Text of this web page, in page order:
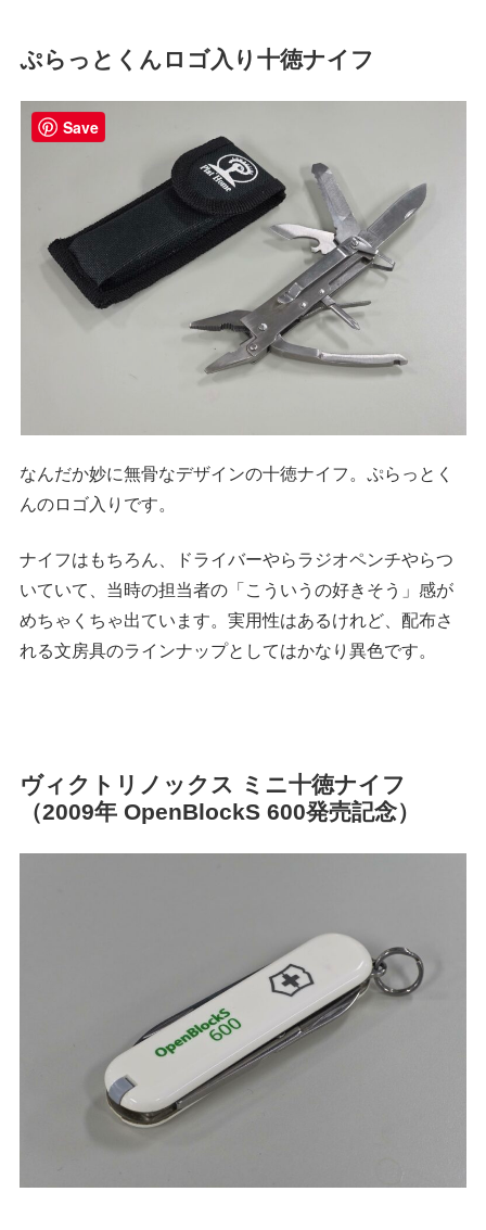
ぷらっとくんロゴ入り十徳ナイフ
なんだか妙に無骨なデザインの十徳ナイフ。ぷらっとく
んのロゴ入りです。
ナイフはもちろん、ドライバーやらラジオペンチやらつ
いていて、当時の担当者の「こういうの好きそう」感が
めちゃくちゃ出ています。実用性はあるけれど、配布さ
れる文房具のラインナップとしてはかなり異色です。
ヴィクトリノックス ミニ十徳ナイフ
（2009年 OpenBlockS 600発売記念）
Save